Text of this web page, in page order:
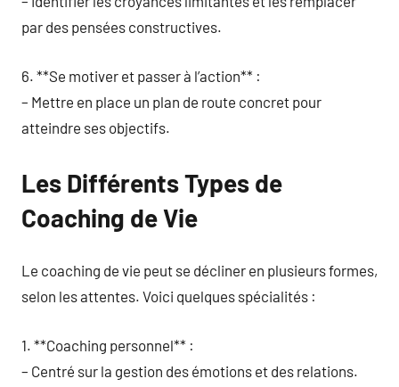
par des pensées constructives.
6. **Se motiver et passer à l’action** :
– Mettre en place un plan de route concret pour
atteindre ses objectifs.
Les Différents Types de
Coaching de Vie
Le coaching de vie peut se décliner en plusieurs formes,
selon les attentes. Voici quelques spécialités :
1. **Coaching personnel** :
– Centré sur la gestion des émotions et des relations.